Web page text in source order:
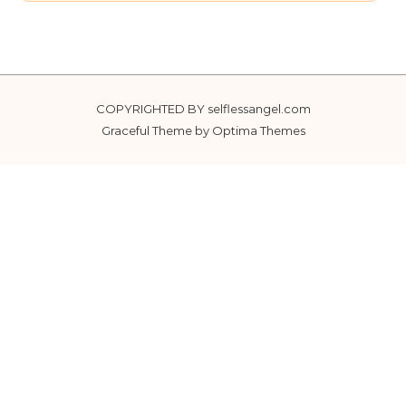
COPYRIGHTED BY selflessangel.com
Graceful Theme by Optima Themes